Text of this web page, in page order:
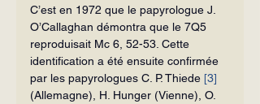
C’est en 1972 que le papyrologue J.
O’Callaghan démontra que le 7Q5
reproduisait Mc 6, 52-53. Cette
identification a été ensuite confirmée
par les papyrologues C. P. Thiede [3]
(Allemagne), H. Hunger (Vienne), O.